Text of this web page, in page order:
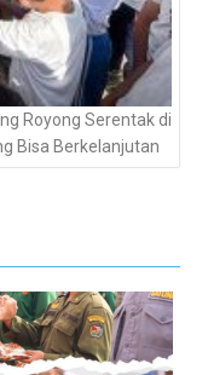
Royong Serentak di
Bisa Berkelanjutan